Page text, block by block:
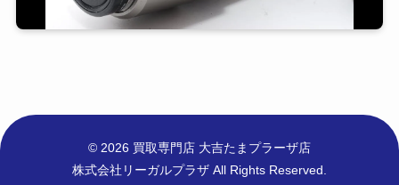
© 2026 買取専門店 大吉たまプラーザ店
株式会社リーガルプラザ All Rights Reserved.